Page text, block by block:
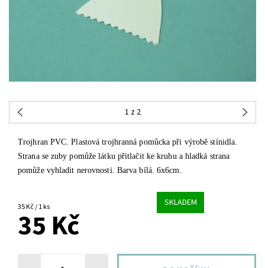
1 z 2
Trojhran PVC. Plastová trojhranná pomůcka při výrobě stínidla.
Strana se zuby pomůže látku přitlačit ke kruhu a hladká strana
pomůže vyhladit nerovnosti. Barva bílá. 6x6cm.
35 Kč / 1 ks SKLADEM
35 Kč